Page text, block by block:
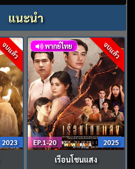
แนะนำ
จบแล้ว
2023
จบแล้ว
พากย์ไทย
EP.1-20 2025
เรือนโชนแสง